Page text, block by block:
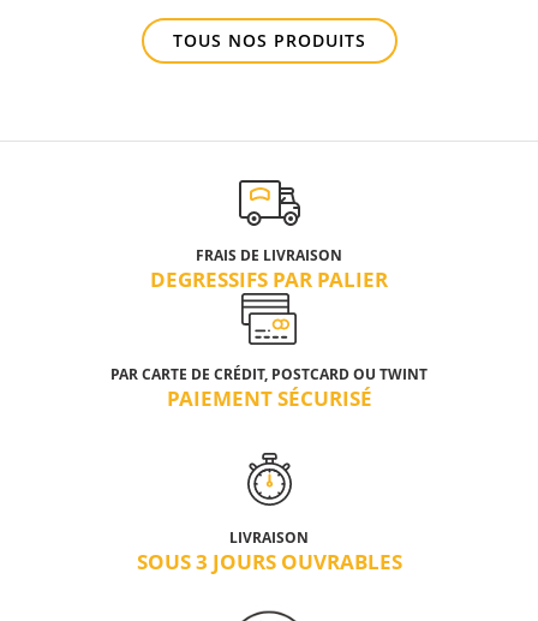
TOUS NOS PRODUITS
FRAIS DE LIVRAISON
DEGRESSIFS PAR PALIER
PAR CARTE DE CRÉDIT, POSTCARD OU TWINT
PAIEMENT SÉCURISÉ
LIVRAISON
SOUS 3 JOURS OUVRABLES